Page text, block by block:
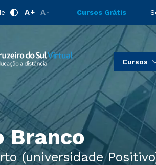
A+ A- Cursos Grátis
Cursos
Branco
(universidade